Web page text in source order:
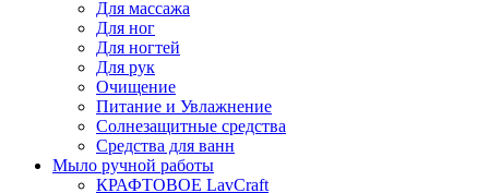
Для массажа
Для ног
Для ногтей
Для рук
Очищение
Питание и Увлажнение
Солнезащитные средства
Средства для ванн
Мыло ручной работы
КРАФТОВОЕ LavCraft